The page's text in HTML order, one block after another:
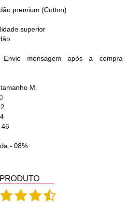
premium (Cotton)
superior
mensagem após a compra
M.
46
- 08%